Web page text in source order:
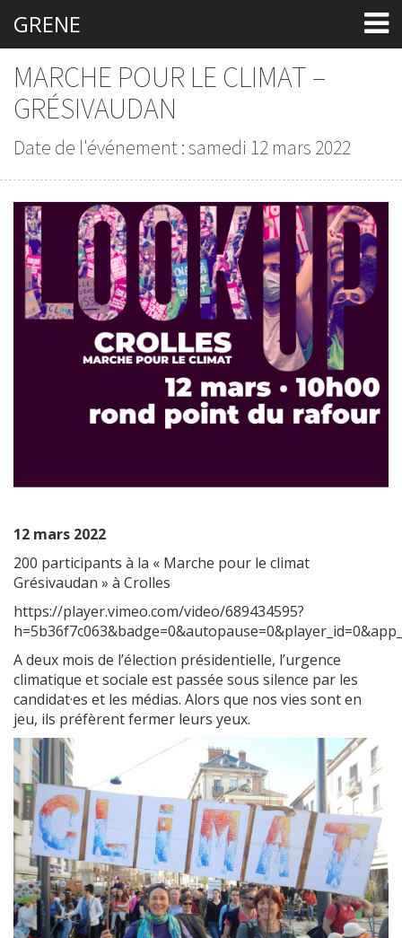
GRENE
MARCHE POUR LE CLIMAT –
GRÉSIVAUDAN
Date de l'événement : samedi 12 mars 2022
12 mars 2022
200 participants à la « Marche pour le climat
Grésivaudan » à Crolles
https://player.vimeo.com/video/689434595?
A deux mois de l’élection présidentielle, l’urgence
climatique et sociale est passée sous silence par les
candidat·es et les médias. Alors que nos vies sont en
jeu, ils préfèrent fermer leurs yeux.